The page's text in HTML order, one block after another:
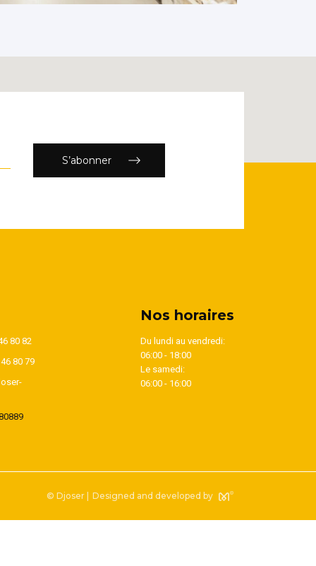
S’abonner
80 82
80 79
Nos horaires
Du lundi au vendredi:
06:00 - 18:00
Le samedi:
06:00 - 16:00
© Djoser | Designed and developed by